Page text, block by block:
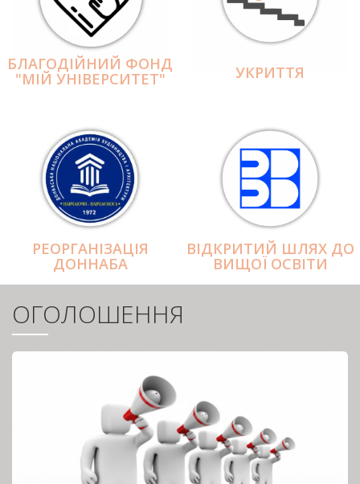
БЛАГОДІЙНИЙ ФОНД
"МІЙ УНІВЕРСИТЕТ" УКРИТТЯ
РЕОРГАНІЗАЦІЯ
ДОННАБА
ВІДКРИТИЙ ШЛЯХ ДО
ВИЩОЇ ОСВІТИ
ОГОЛОШЕННЯ